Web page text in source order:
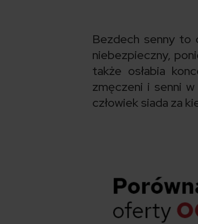
Bezdech senny to
niebezpieczny,
także osłabia
zmęczeni i senni
człowiek siada za